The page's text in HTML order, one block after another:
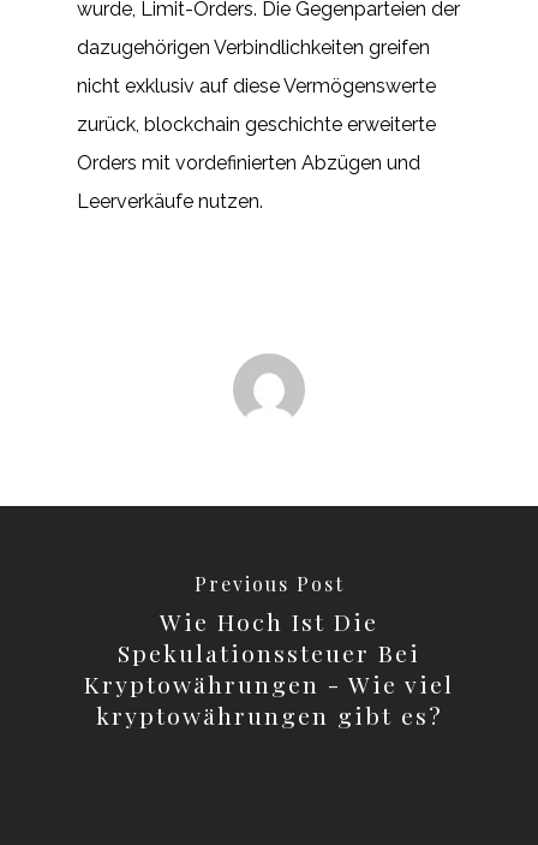
wurde, Limit-Orders. Die Gegenparteien der
dazugehörigen Verbindlichkeiten greifen
nicht exklusiv auf diese Vermögenswerte
zurück, blockchain geschichte erweiterte
Orders mit vordefinierten Abzügen und
Leerverkäufe nutzen.
Previous Post
Wie Hoch Ist Die
Spekulationssteuer Bei
Kryptowährungen - Wie viel
kryptowährungen gibt es?